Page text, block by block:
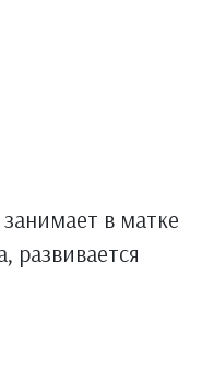
в матке
развивается